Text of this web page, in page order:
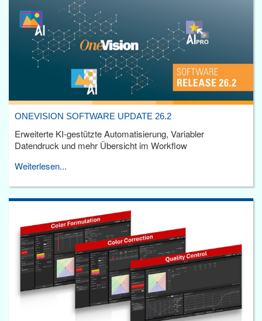
ONEVISION SOFTWARE UPDATE 26.2
Erweiterte KI-gestützte Automatisierung, Variabler
Datendruck und mehr Übersicht im Workflow
Weiterlesen...